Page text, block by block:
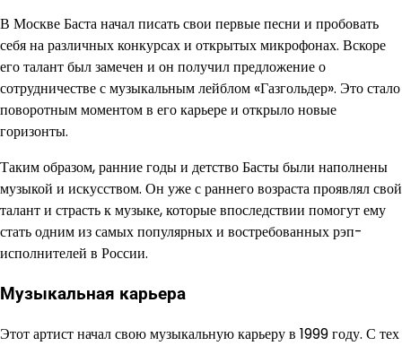
В Москве Баста начал писать свои первые песни и пробовать
себя на различных конкурсах и открытых микрофонах. Вскоре
его талант был замечен и он получил предложение о
сотрудничестве с музыкальным лейблом «Газгольдер». Это стало
поворотным моментом в его карьере и открыло новые
горизонты.
Таким образом, ранние годы и детство Басты были наполнены
музыкой и искусством. Он уже с раннего возраста проявлял свой
талант и страсть к музыке, которые впоследствии помогут ему
стать одним из самых популярных и востребованных рэп-
исполнителей в России.
Музыкальная карьера
Этот артист начал свою музыкальную карьеру в 1999 году. С тех